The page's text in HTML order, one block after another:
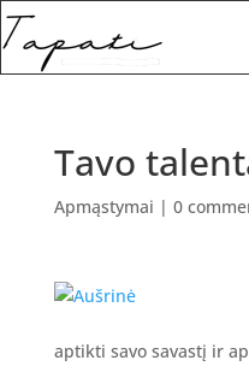
Tavo
Apmąstymai | 0
aptikti savo savastį ir